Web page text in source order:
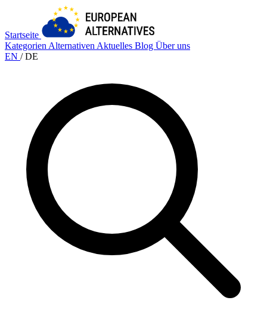
Startseite
Kategorien Alternativen Aktuelles Blog Über uns
EN / DE